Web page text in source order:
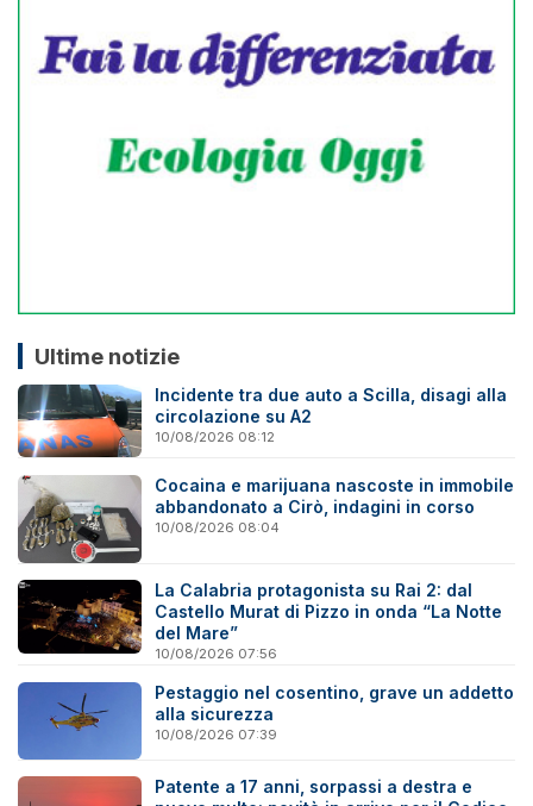
Ultime notizie
Incidente tra due auto a Scilla, disagi alla
circolazione su A2
10/08/2026 08:12
Cocaina e marijuana nascoste in immobile
abbandonato a Cirò, indagini in corso
10/08/2026 08:04
La Calabria protagonista su Rai 2: dal
Castello Murat di Pizzo in onda “La Notte
del Mare”
10/08/2026 07:56
Pestaggio nel cosentino, grave un addetto
alla sicurezza
10/08/2026 07:39
Patente a 17 anni, sorpassi a destra e